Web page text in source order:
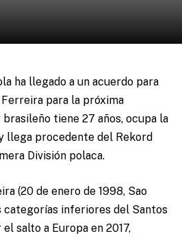
ha llegado a un acuerdo para
para la próxima
tiene 27 años, ocupa la
llega procedente del Rekord
División polaca.
(20 de enero de 1998, Sao
categorías inferiores del Santos
salto a Europa en 2017,